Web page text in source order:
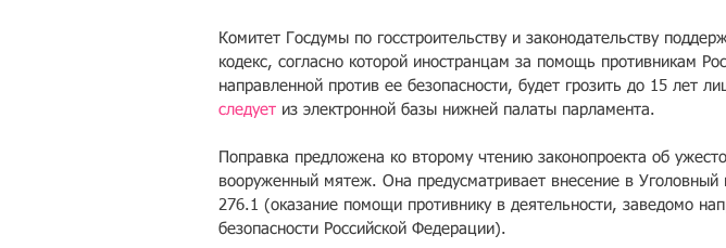
Комитет Госдумы по госстроительству и законодательству
кодекс, согласно которой иностранцам за помощь противникам
направленной против ее безопасности, будет грозить до 15 лет
следует из электронной базы нижней палаты парламента.
Поправка предложена ко второму чтению законопроекта об
вооруженный мятеж. Она предусматривает внесение в Уголовный
276.1 (оказание помощи противнику в деятельности, заведомо
безопасности Российской Федерации).